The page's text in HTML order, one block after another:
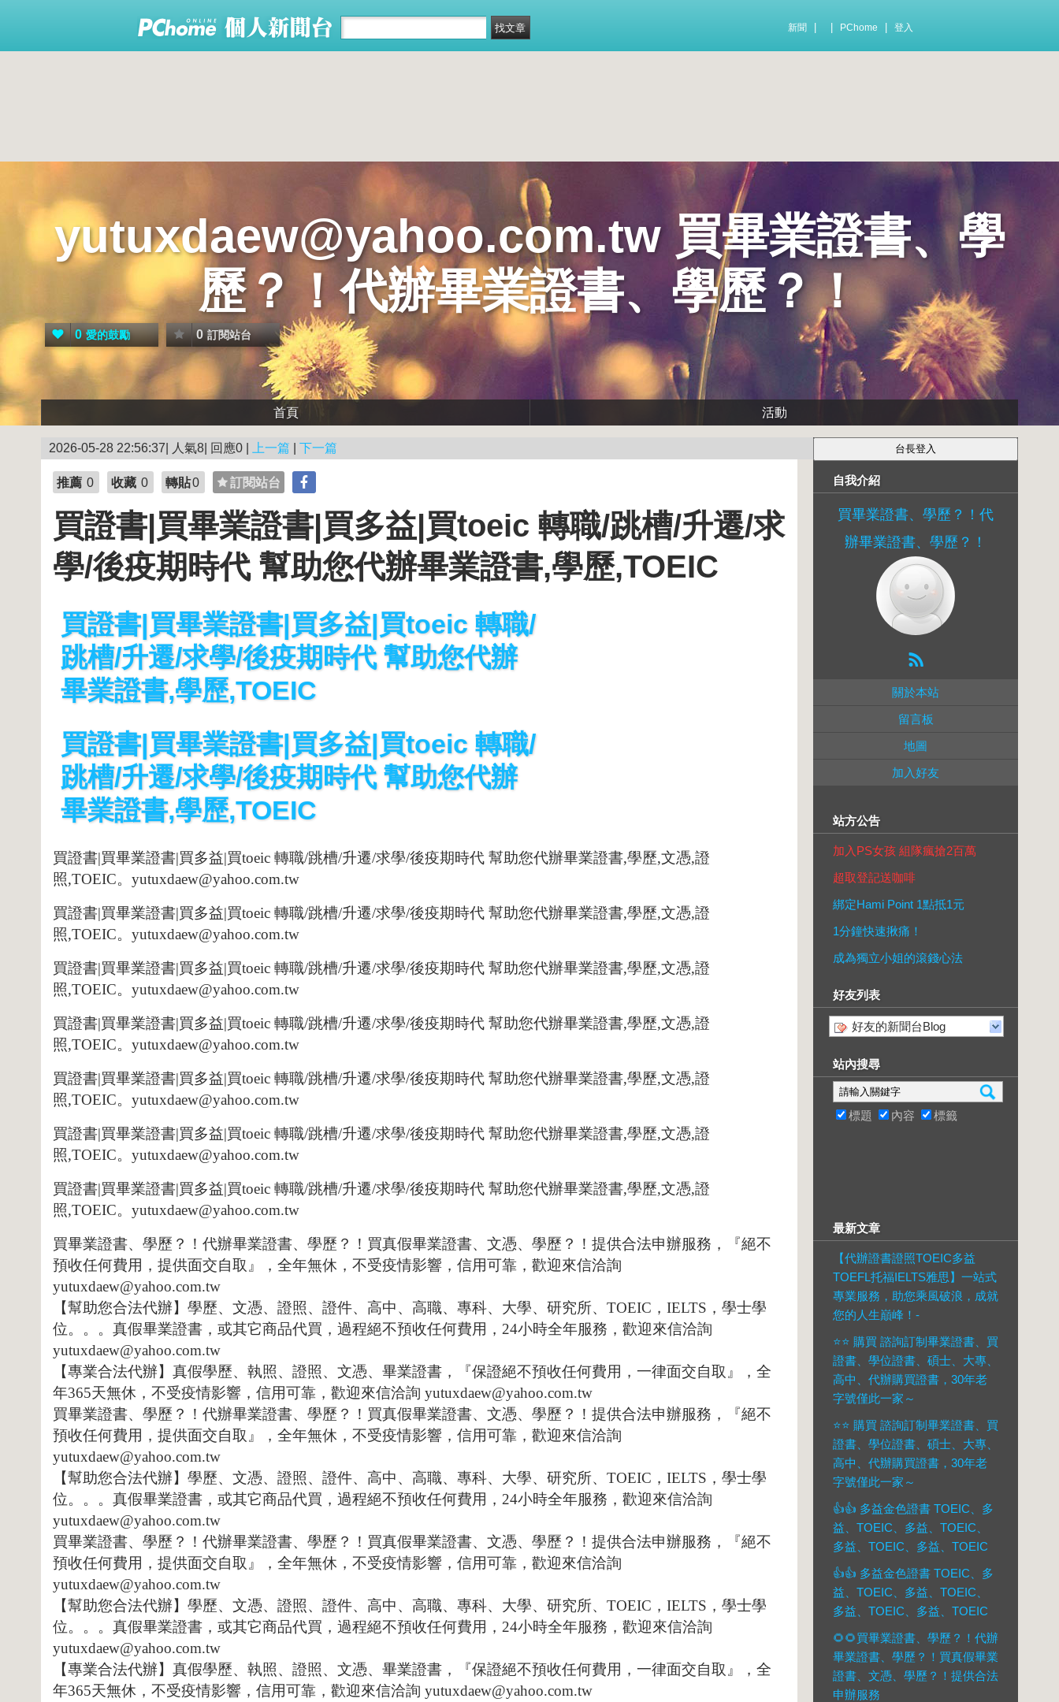
新聞 PChome 登入
yutuxdaew@yahoo.com.tw 買畢業證書、學
歷？！代辦畢業證書、學歷？！
0 愛的鼓勵 0 訂閱站台
首頁 活動
2026-05-28 22:56:37| 人氣8| 回應0 | 上一篇 下一篇
推薦 0 收藏 0 轉貼0 訂閱站台
買證書|買畢業證書|買多益|買toeic 轉職/跳槽/升遷/求
學/後疫期時代 幫助您代辦畢業證書,學歷,TOEIC
買證書|買畢業證書|買多益|買toeic 轉職/
跳槽/升遷/求學/後疫期時代 幫助您代辦
畢業證書,學歷,TOEIC
買證書|買畢業證書|買多益|買toeic 轉職/
跳槽/升遷/求學/後疫期時代 幫助您代辦
畢業證書,學歷,TOEIC
買證書|買畢業證書|買多益|買toeic 轉職/跳槽/升遷/求學/後疫期時代 幫助您代辦畢業證書,學歷,文憑,證
照,TOEIC。 yutuxdaew@yahoo.com.tw
買證書|買畢業證書|買多益|買toeic 轉職/跳槽/升遷/求學/後疫期時代 幫助您代辦畢業證書,學歷,文憑,證
照,TOEIC。 yutuxdaew@yahoo.com.tw
買證書|買畢業證書|買多益|買toeic 轉職/跳槽/升遷/求學/後疫期時代 幫助您代辦畢業證書,學歷,文憑,證
照,TOEIC。 yutuxdaew@yahoo.com.tw
買證書|買畢業證書|買多益|買toeic 轉職/跳槽/升遷/求學/後疫期時代 幫助您代辦畢業證書,學歷,文憑,證
照,TOEIC。 yutuxdaew@yahoo.com.tw
買證書|買畢業證書|買多益|買toeic 轉職/跳槽/升遷/求學/後疫期時代 幫助您代辦畢業證書,學歷,文憑,證
照,TOEIC。 yutuxdaew@yahoo.com.tw
買證書|買畢業證書|買多益|買toeic 轉職/跳槽/升遷/求學/後疫期時代 幫助您代辦畢業證書,學歷,文憑,證
照,TOEIC。 yutuxdaew@yahoo.com.tw
買證書|買畢業證書|買多益|買toeic 轉職/跳槽/升遷/求學/後疫期時代 幫助您代辦畢業證書,學歷,文憑,證
照,TOEIC。 yutuxdaew@yahoo.com.tw
買畢業證書、學歷？！代辦畢業證書、學歷？！買真假畢業證書、文憑、學歷？！提供合法申辦服務，『絕不
預收任何費用，提供面交自取』，全年無休，不受疫情影響，信用可靠，歡迎來信洽詢
yutuxdaew@yahoo.com.tw
【幫助您合法代辦】學歷、文憑、證照、證件、高中、高職、專科、大學、研究所、 TOEIC ， IELTS ，學士學
位。。。真假畢業證書，或其它商品代買，過程絕不預收任何費用， 24小時全年服務，歡迎來信洽詢
yutuxdaew@yahoo.com.tw
【專業合法代辦】真假學歷、執照、證照、文憑、畢業證書，『保證絕不預收任何費用，一律面交自取』，全
年365天無休，不受疫情影響，信用可靠，歡迎來信洽詢 yutuxdaew@yahoo.com.tw
買畢業證書、學歷？！代辦畢業證書、學歷？！買真假畢業證書、文憑、學歷？！提供合法申辦服務，『絕不
預收任何費用，提供面交自取』，全年無休，不受疫情影響，信用可靠，歡迎來信洽詢
yutuxdaew@yahoo.com.tw
【幫助您合法代辦】學歷、文憑、證照、證件、高中、高職、專科、大學、研究所、 TOEIC ， IELTS ，學士學
位。。。真假畢業證書，或其它商品代買，過程絕不預收任何費用， 24小時全年服務，歡迎來信洽詢
yutuxdaew@yahoo.com.tw
買畢業證書、學歷？！代辦畢業證書、學歷？！買真假畢業證書、文憑、學歷？！提供合法申辦服務，『絕不
預收任何費用，提供面交自取』，全年無休，不受疫情影響，信用可靠，歡迎來信洽詢
yutuxdaew@yahoo.com.tw
【幫助您合法代辦】學歷、文憑、證照、證件、高中、高職、專科、大學、研究所、 TOEIC ， IELTS ，學士學
位。。。真假畢業證書，或其它商品代買，過程絕不預收任何費用， 24小時全年服務，歡迎來信洽詢
yutuxdaew@yahoo.com.tw
【專業合法代辦】真假學歷、執照、證照、文憑、畢業證書，『保證絕不預收任何費用，一律面交自取』，全
年365天無休，不受疫情影響，信用可靠，歡迎來信洽詢 yutuxdaew@yahoo.com.tw
自我介紹
買畢業證書、學歷？！代
辦畢業證書、學歷？！
關於本站
留言板
地圖
加入好友
站方公告
加入PS女孩 組隊瘋搶2百萬
超取登記送咖啡
綁定Hami Point 1點抵1元
1分鐘快速揪痛！
成為獨立小姐的滾錢心法
好友列表
好友的新聞台Blog
站內搜尋
標題 內容 標籤
最新文章
【代辦證書證照TOEIC多益
TOEFL托福IELTS雅思】一站式
專業服務，助您乘風破浪，成就
您的人生巔峰！-
⭐️⭐️ 購買 諮詢訂制畢業證書、買
證書、學位證書、碩士、大專、
高中、代辦購買證書，30年老
字號僅此一家～
⭐️⭐️ 購買 諮詢訂制畢業證書、買
證書、學位證書、碩士、大專、
高中、代辦購買證書，30年老
字號僅此一家～
👍👍 多益金色證書 TOEIC、多
益、TOEIC、多益、TOEIC、
多益、TOEIC、多益、TOEIC
👍👍 多益金色證書 TOEIC、多
益、TOEIC、多益、TOEIC、
多益、TOEIC、多益、TOEIC
🌻🌻買畢業證書、學歷？！代辦
畢業證書、學歷？！買真假畢業
證書、文憑、學歷？！提供合法
申辦服務